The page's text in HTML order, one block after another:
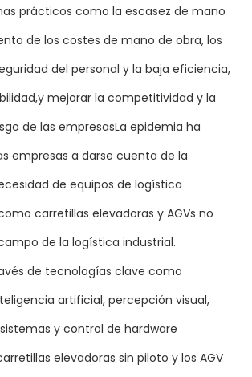
prácticos como la escasez de mano
de los costes de mano de obra, los
del personal y la baja eficiencia,
mejorar la competitividad y la
de las empresasLa epidemia ha
empresas a darse cuenta de la
de equipos de logística
carretillas elevadoras y AGVs no
de la logística industrial.
de tecnologías clave como
artificial, percepción visual,
y control de hardware
elevadoras sin piloto y los AGV